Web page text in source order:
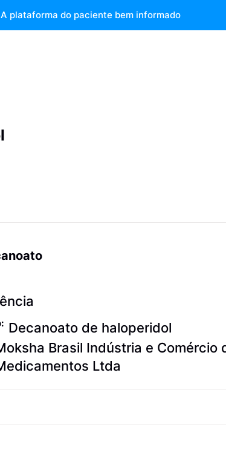
A plataforma do paciente bem informado
Brasil Indústria e Comércio
Ltda
Decanoato de haloperidol